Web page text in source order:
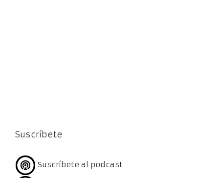
Suscríbete
Suscríbete al podcast